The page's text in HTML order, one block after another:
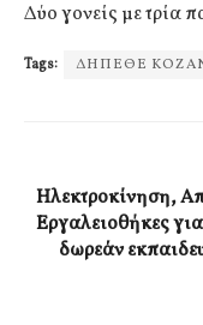
Δύο γονείς με τρία
Tags: ΔΗΠΕΘΕ
Ηλεκτροκίνηση,
Εργαλειοθήκες
δωρεάν